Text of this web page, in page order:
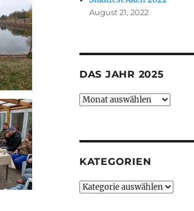
August 21, 2022
DAS JAHR 2025
Das
KATEGORIEN
Kategorien